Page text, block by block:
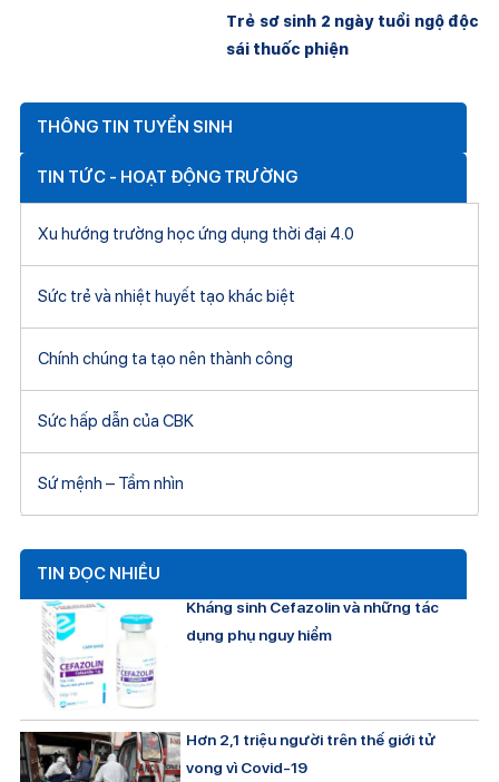
Trẻ sơ sinh 2 ngày tuổi ngộ độc
sái thuốc phiện
THÔNG TIN TUYỂN SINH
TIN TỨC - HOẠT ĐỘNG TRƯỜNG
Xu hướng trường học ứng dụng thời đại 4.0
Sức trẻ và nhiệt huyết tạo khác biệt
Chính chúng ta tạo nên thành công
Sức hấp dẫn của CBK
Sứ mệnh – Tầm nhìn
TIN ĐỌC NHIỀU
Kháng sinh Cefazolin và những tác
dụng phụ nguy hiểm
Hơn 2,1 triệu người trên thế giới tử
vong vì Covid-19